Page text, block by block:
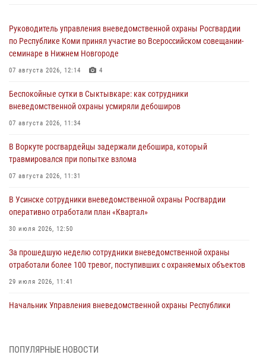
Руководитель управления вневедомственной охраны Росгвардии
по Республике Коми принял участие во Всероссийском совещании-
семинаре в Нижнем Новгороде
07 августа 2026, 12:14 4
Беспокойные сутки в Сыктывкаре: как сотрудники
вневедомственной охраны усмиряли дебоширов
07 августа 2026, 11:34
В Воркуте росгвардейцы задержали дебошира, который
травмировался при попытке взлома
07 августа 2026, 11:31
В Усинске сотрудники вневедомственной охраны Росгвардии
оперативно отработали план «Квартал»
30 июля 2026, 12:50
За прошедшую неделю сотрудники вневедомственной охраны
отработали более 100 тревог, поступивших с охраняемых объектов
29 июля 2026, 11:41
Начальник Управления вневедомственной охраны Республики
20 июля 2026, 15:24 1
ПОПУЛЯРНЫЕ НОВОСТИ